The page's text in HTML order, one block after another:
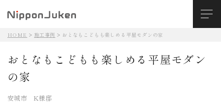
HOME 施工事例 おとなもこどもも楽しめる平屋モダンの家
おとなもこどもも楽しめる平屋モダン
の家
安城市 K様邸